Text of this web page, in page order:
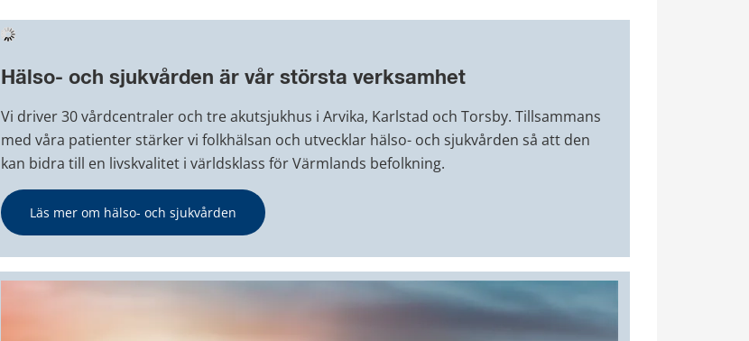
Hälso- och sjukvården är vår största verksamhet
Vi driver 30 vårdcentraler och tre akutsjukhus i Arvika, Karlstad och Torsby. Tillsammans
med våra patienter stärker vi folkhälsan och utvecklar hälso- och sjukvården så att den
kan bidra till en livskvalitet i världsklass för Värmlands befolkning.
Läs mer om hälso- och sjukvården